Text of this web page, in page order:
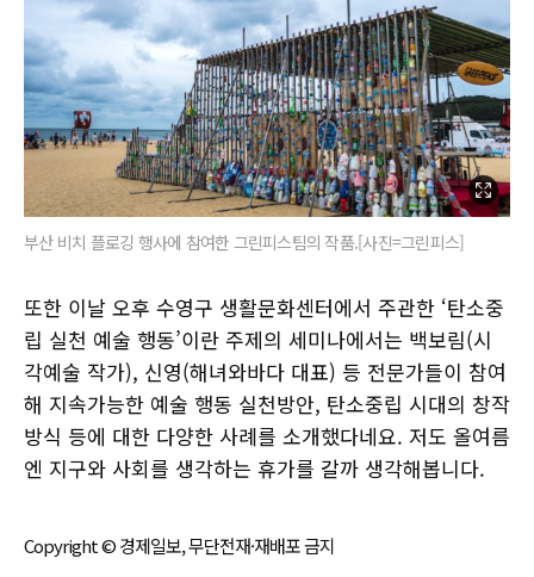
부산 비치 플로깅 행사에 참여한 그린피스팀의 작품.[사진=그린피스]
또한 이날 오후 수영구 생활문화센터에서 주관한 ‘탄소중
립 실천 예술 행동’이란 주제의 세미나에서는 백보림(시
각예술 작가), 신영(해녀와바다 대표) 등 전문가들이 참여
해 지속가능한 예술 행동 실천방안, 탄소중립 시대의 창작
방식 등에 대한 다양한 사례를 소개했다네요. 저도 올여름
엔 지구와 사회를 생각하는 휴가를 갈까 생각해봅니다.
Copyright © 경제일보, 무단전재·재배포 금지